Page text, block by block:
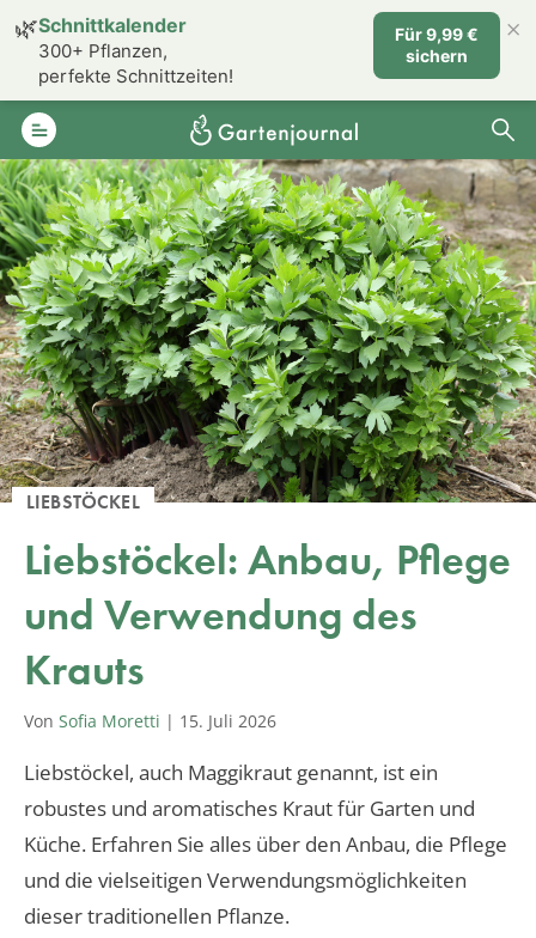
LIEBSTÖCKEL
Liebstöckel: Anbau, Pflege
und Verwendung des
Krauts
Von Sofia Moretti | 15. Juli 2026
Liebstöckel, auch Maggikraut genannt, ist ein
robustes und aromatisches Kraut für Garten und
Küche. Erfahren Sie alles über den Anbau, die Pflege
und die vielseitigen Verwendungsmöglichkeiten
dieser traditionellen Pflanze.
🌿Schnittkalender
300+ Pflanzen,
perfekte Schnittzeiten!
Für 9,99 €
sichern
×